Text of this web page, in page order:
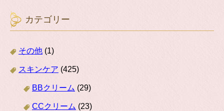
カテゴリー
その他 (1)
スキンケア (425)
BBクリーム (29)
CCクリーム (23)